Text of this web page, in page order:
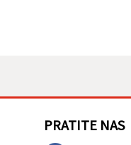
PRATITE NAS